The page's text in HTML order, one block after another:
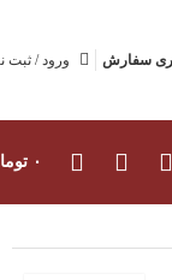
سفارش ورود / ثبت
۰